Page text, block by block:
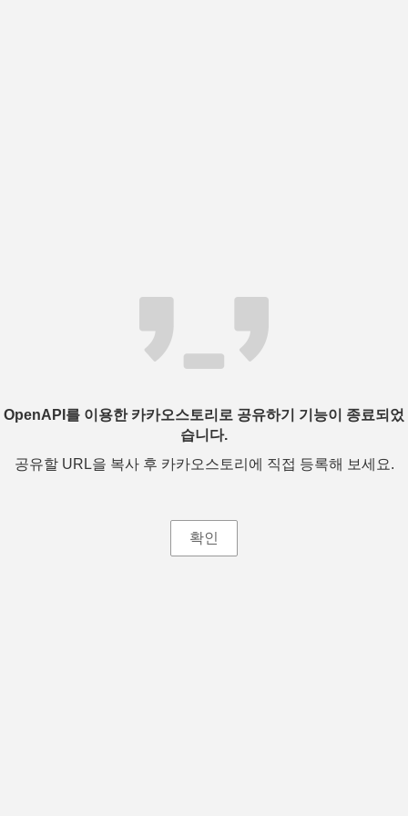
OpenAPI를 이용한 카카오스토리로 공유하기 기능이 종료되었
습니다.
공유할 URL을 복사 후 카카오스토리에 직접 등록해 보세요.
확인